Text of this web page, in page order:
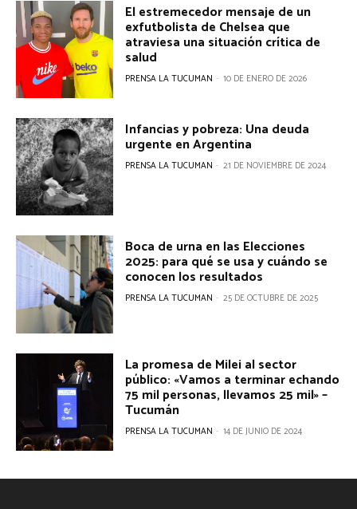
El estremecedor mensaje de un
exfutbolista de Chelsea que
atraviesa una situación crítica de
salud
PRENSA LA TUCUMAN - 10 DE ENERO DE 2026
Infancias y pobreza: Una deuda
urgente en Argentina
PRENSA LA TUCUMAN - 21 DE NOVIEMBRE DE 2024
Boca de urna en las Elecciones
2025: para qué se usa y cuándo se
conocen los resultados
PRENSA LA TUCUMAN - 25 DE OCTUBRE DE 2025
La promesa de Milei al sector
público: «Vamos a terminar echando
75 mil personas, llevamos 25 mil» –
Tucumán
PRENSA LA TUCUMAN - 14 DE JUNIO DE 2024